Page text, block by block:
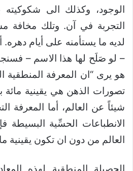
الوجود، وكذلك الى
التجربة في آن. وتلك مخافة
لديه ما يستأمنه على أيام
– لو صَلَح لها هذا الاسم –
هو يرى “ان المعرفة المنطقية
تصورات الذهن هي يقينية مائة
شيئاً عن العالم، أما المعرفة
الانطباعات الحسِّية البسيطة
العالم من دون ان تكون يقينية